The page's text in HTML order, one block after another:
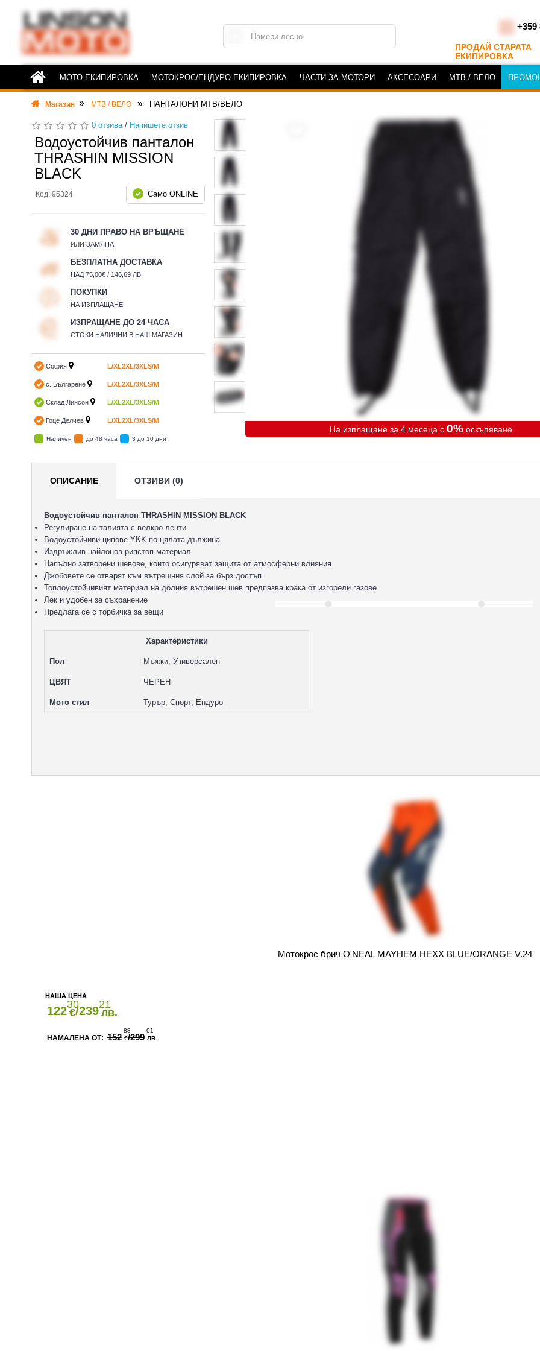
+359
ПРОДАЙ СТАРАТА
ЕКИПИРОВКА
МОТО ЕКИПИРОВКА МОТОКРОС/ЕНДУРО ЕКИПИРОВКА ЧАСТИ ЗА МОТОРИ АКСЕСОАРИ MTB / ВЕЛО
Магазин MTB / ВЕЛО ПАНТАЛОНИ MTB/ВЕЛО
0 отзива/ Напишете отзив
Водоустойчив панталон
THRASHIN MISSION
BLACK
Код: 95324 Само ONLINE
30 ДНИ ПРАВО НА ВРЪЩАНЕ
ИЛИ ЗАМЯНА
БЕЗПЛАТНА ДОСТАВКА
НАД 75,00€ / 146,69 ЛВ.
ПОКУПКИ
НА ИЗПЛАЩАНЕ
ИЗПРАЩАНЕ ДО 24 ЧАСА
СТОКИ НАЛИЧНИ В НАШ МАГАЗИН
София L/XL2XL/3XLS/M
с. Българене L/XL2XL/3XLS/M
Склад Линсон L/XL2XL/3XLS/M
Гоце Делчев L/XL2XL/3XLS/M
Наличен до 48 часа 3 до 10 дни
На изплащане за 4 месеца с 0%оскъпяване
ОПИСАНИЕ ОТЗИВИ (0)
Водоустойчив панталон THRASHIN MISSION BLACK
Регулиране на талията с велкро ленти
Водоустойчиви ципове YKK по цялата дължина
Издръжлив найлонов рипстоп материал
Напълно затворени шевове, които осигуряват защита от атмосферни влияния
Джобовете се отварят към вътрешния слой за бърз достъп
Топлоустойчивият материал на долния вътрешен шев предпазва крака от изгорели газове
Лек и удобен за съхранение
Предлага се с торбичка за вещи
Характеристики
Пол Мъжки, Универсален
ЦВЯТ ЧЕРЕН
Мото стил Турър, Спорт, Ендуро
Мотокрос брич O'NEAL MAYHEM HEXX BLUE/ORANGE V.24
12230
€/23921
лв.
152
88
€/299
01
ЛВ.